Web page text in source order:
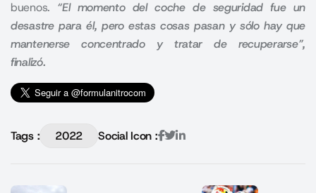
buenos. “El momento del coche de seguridad fue un
desastre para él, pero estas cosas pasan y sólo hay que
mantenerse concentrado y tratar de recuperarse”,
finalizó.
Tags : 2022 Social Icon :